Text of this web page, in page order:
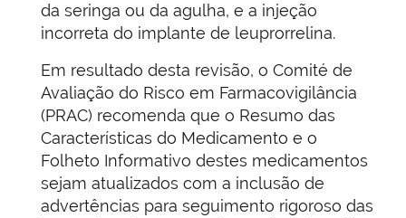
da seringa ou da agulha, e a injeção
incorreta do implante de leuprorrelina.
Em resultado desta revisão, o Comité de
Avaliação do Risco em Farmacovigilância
(PRAC) recomenda que o Resumo das
Características do Medicamento e o
Folheto Informativo destes medicamentos
sejam atualizados com a inclusão de
advertências para seguimento rigoroso das